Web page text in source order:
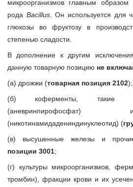
микроорганизмов главным образом
рода Bacillus. Он используется для
глюкозы во фруктозу в
степенью сладости.
В дополнение к другим
данную товарную позицию не
(а) дрожжи (товарная позиция 2102);
(б) коферменты, такие
(никотинамидадениндинуклеотид) (
(в) высушенные железы и
позиции 3001;
(г) культуры микроорганизмов,
тромбин), фракции крови и их